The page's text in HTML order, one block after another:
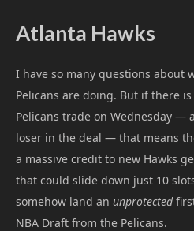
Atlanta Hawks
I have so many questions about
Pelicans are doing. But if there
Pelicans trade on Wednesday —
loser in the deal — that means
a massive credit to new Hawks
that could slide down just 10
somehow land an unprotected
NBA Draft from the Pelicans.